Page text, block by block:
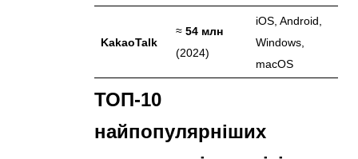
KakaoTalk
≈54 млн
(2024)
iOS, Android,
Windows,
macOS
ТОП-10
найпопулярніших